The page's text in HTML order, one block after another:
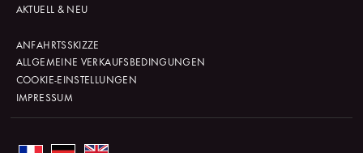
AKTUELL & NEU
ANFAHRTSSKIZZE
ALLGEMEINE VERKAUFSBEDINGUNGEN
COOKIE-EINSTELLUNGEN
IMPRESSUM